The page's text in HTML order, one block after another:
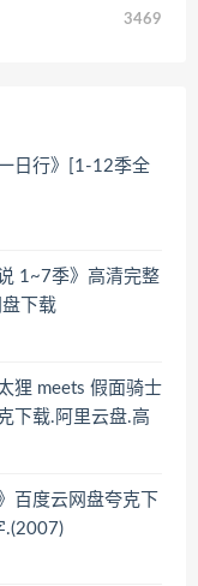
3469
日行》[1-12季全
1~7季》高清完整
下载
狸 meets 假面骑士
下载.阿里云盘.高
百度云网盘夸克下
.(2007)